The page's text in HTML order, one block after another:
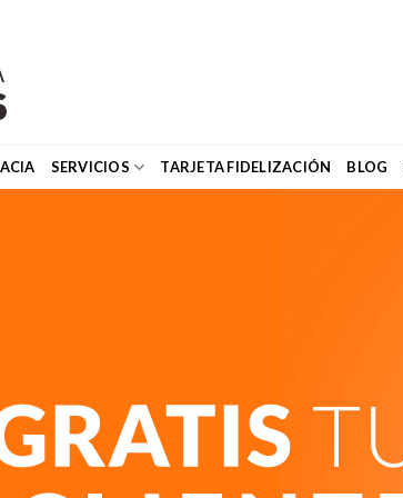
SERVICIOS TARJETA FIDELIZACIÓN BLOG